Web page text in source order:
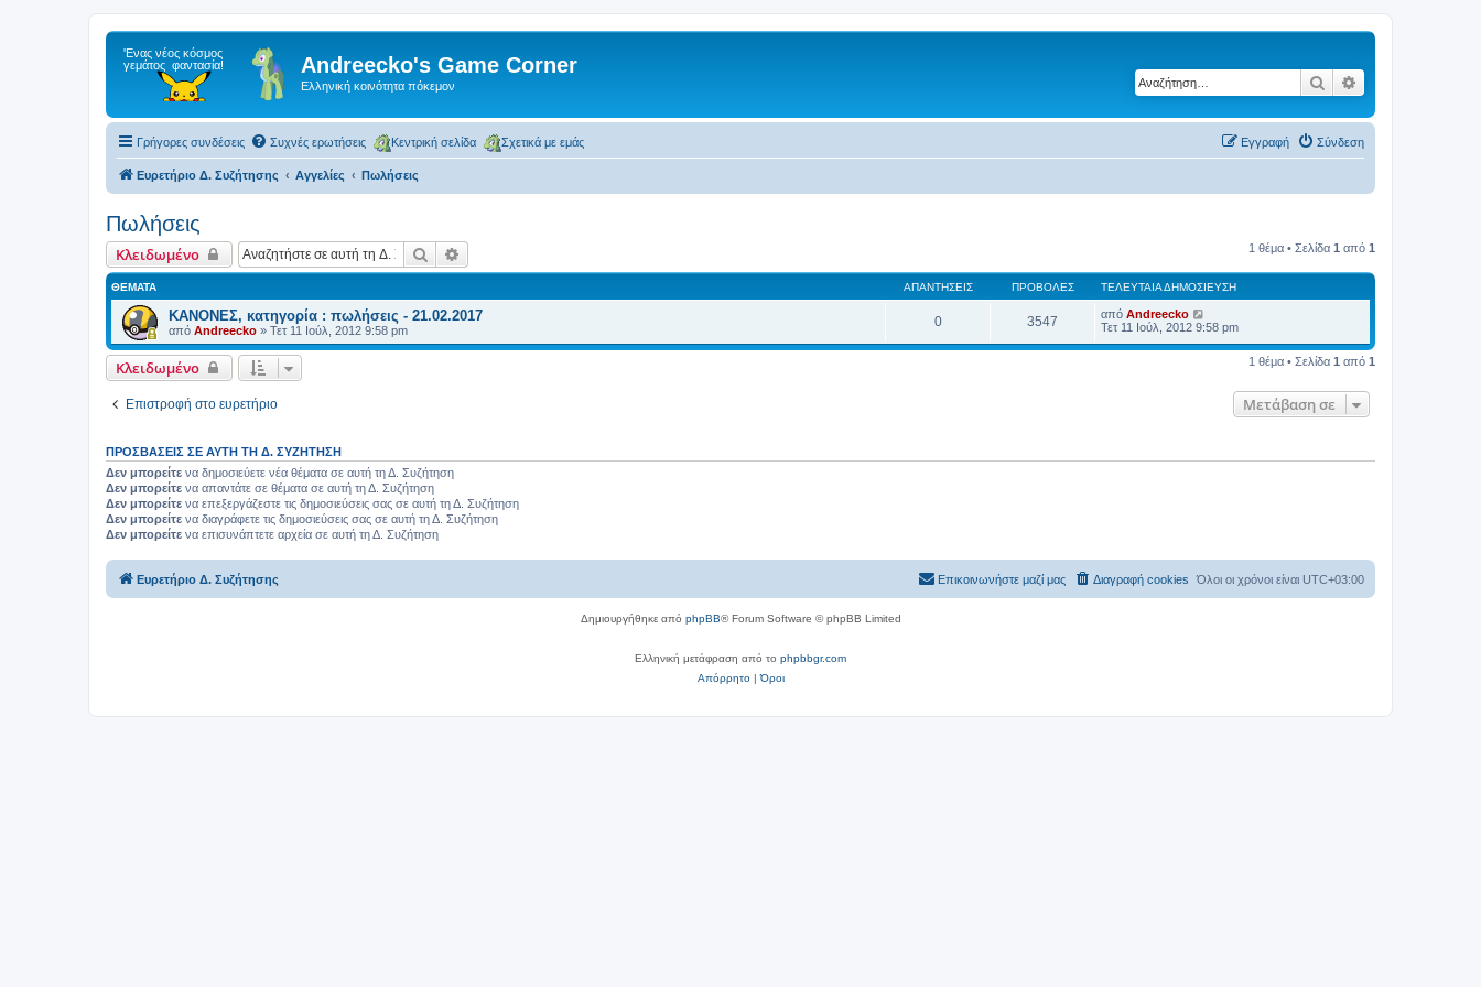
Andreecko's Game Corner
Ελληνική κοινότητα πόκεμον Αναζήτηση
Γρήγορες συνδέσεις Συχνές ερωτήσεις Κεντρική σελίδα Σχετικά με εμάς Σύνδεση
Εγγραφή
Ευρετήριο Δ. Συζήτησης Αγγελίες Πωλήσεις
Πωλήσεις
Κλειδωμένο Αναζήτηση 1 θέμα • Σελίδα 1 από 1
ΘΈΜΑΤΑ ΑΠΑΝΤΉΣΕΙΣ ΠΡΟΒΟΛΈΣ ΤΕΛΕΥΤΑΊΑ ΔΗΜΟΣΊΕΥΣΗ
ΚΑΝΟΝΕΣ, κατηγορία : πωλήσεις - 21.02.2017
από Andreecko » Τετ 11 Ιούλ, 2012 9:58 pm
0 3547 από Andreecko
Τετ 11 Ιούλ, 2012 9:58 pm
Κλειδωμένο 1 θέμα • Σελίδα 1 από 1
Επιστροφή στο ευρετήριο Μετάβαση σε
ΠΡΟΣΒΆΣΕΙΣ ΣΕ ΑΥΤΉ ΤΗ Δ. ΣΥΖΉΤΗΣΗ
Δεν μπορείτε να δημοσιεύετε νέα θέματα σε αυτή τη Δ. Συζήτηση
Δεν μπορείτε να απαντάτε σε θέματα σε αυτή τη Δ. Συζήτηση
Δεν μπορείτε να επεξεργάζεστε τις δημοσιεύσεις σας σε αυτή τη Δ. Συζήτηση
Δεν μπορείτε να διαγράφετε τις δημοσιεύσεις σας σε αυτή τη Δ. Συζήτηση
Δεν μπορείτε να επισυνάπτετε αρχεία σε αυτή τη Δ. Συζήτηση
Ευρετήριο Δ. Συζήτησης Όλοι οι χρόνοι είναι UTC+03:00
Διαγραφή cookies
Επικοινωνήστε μαζί μας
Δημιουργήθηκε από phpBB® Forum Software © phpBB Limited
Ελληνική μετάφραση από το phpbbgr.com
Απόρρητο|Όροι